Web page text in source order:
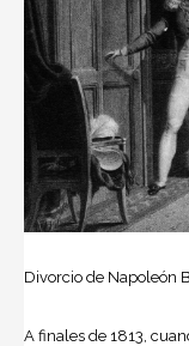
Divorcio de Napoleón
A finales de 1813,